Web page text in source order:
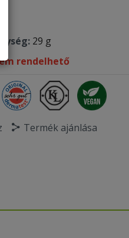
29 g
rendelhető
Termék ajánlása